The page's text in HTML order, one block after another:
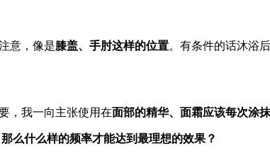
意，像是膝盖、手肘这样的位置。有条件的话沐浴
，我一向主张使用在面部的精华、面霜应该每次涂
么什么样的频率才能达到最理想的效果？